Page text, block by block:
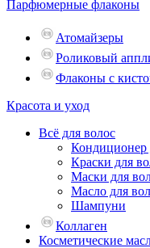
Парфюмерные флаконы
Атомайзеры
Роликовый
Флаконы с
Красота и уход
Всё для волос
Кондиционер
Краски для
Маски для
Масло для
Шампуни
Коллаген
Косметические